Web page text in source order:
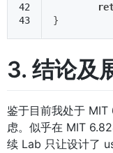
42
43
}
3. 结论及
鉴于目前我处于
虑。似乎在 MIT
续 Lab 只让设计了